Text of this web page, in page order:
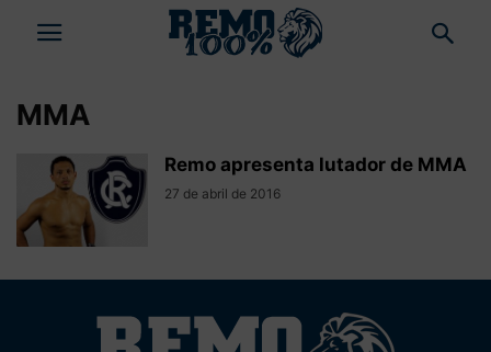
MMA
Remo apresenta lutador de MMA
27 de abril de 2016